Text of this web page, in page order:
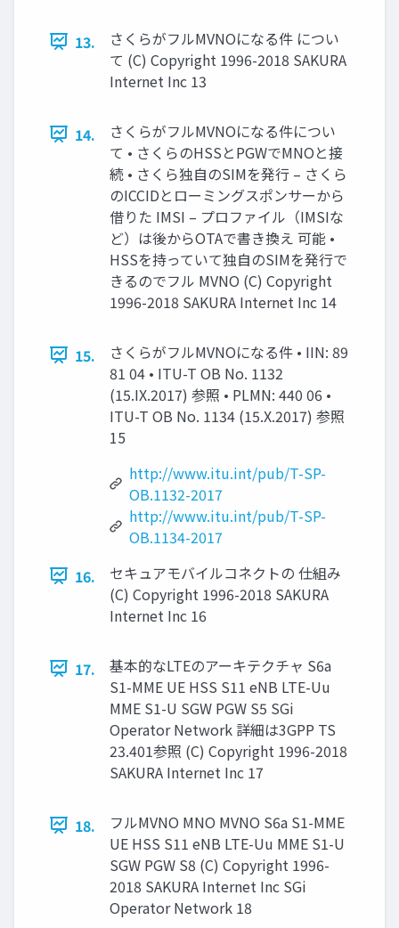
13.
さくらがフルMVNOになる件 につい
て (C) Copyright 1996-2018 SAKURA
Internet Inc 13
14.
さくらがフルMVNOになる件につい
て • さくらのHSSとPGWでMNOと接
続 • さくら独自のSIMを発行 – さくら
のICCIDとローミングスポンサーから
借りた IMSI – プロファイル（IMSIな
ど）は後からOTAで書き換え 可能 •
HSSを持っていて独自のSIMを発行で
きるのでフル MVNO (C) Copyright
1996-2018 SAKURA Internet Inc 14
15.
さくらがフルMVNOになる件 • IIN: 89
81 04 • ITU-T OB No. 1132
(15.IX.2017) 参照 • PLMN: 440 06 •
ITU-T OB No. 1134 (15.X.2017) 参照
15
http://www.itu.int/pub/T-SP-
OB.1132-2017
http://www.itu.int/pub/T-SP-
OB.1134-2017
16.
セキュアモバイルコネクトの 仕組み
(C) Copyright 1996-2018 SAKURA
Internet Inc 16
17.
基本的なLTEのアーキテクチャ S6a
S1-MME UE HSS S11 eNB LTE-Uu
MME S1-U SGW PGW S5 SGi
Operator Network 詳細は3GPP TS
23.401参照 (C) Copyright 1996-2018
SAKURA Internet Inc 17
18.
フルMVNO MNO MVNO S6a S1-MME
UE HSS S11 eNB LTE-Uu MME S1-U
SGW PGW S8 (C) Copyright 1996-
2018 SAKURA Internet Inc SGi
Operator Network 18